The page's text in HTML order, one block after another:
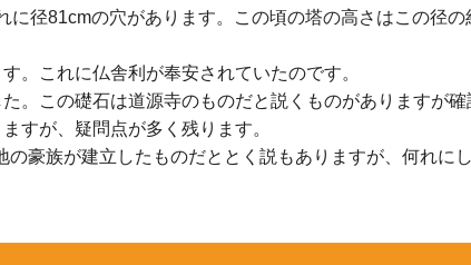
に径81cmの穴があります。この頃の塔の高さはこの径
。これに仏舎利が奉安されていたのです。
。この礎石は道源寺のものだと説くものがありますが確
すが、疑問点が多く残ります。
豪族が建立したものだととく説もありますが、何れに